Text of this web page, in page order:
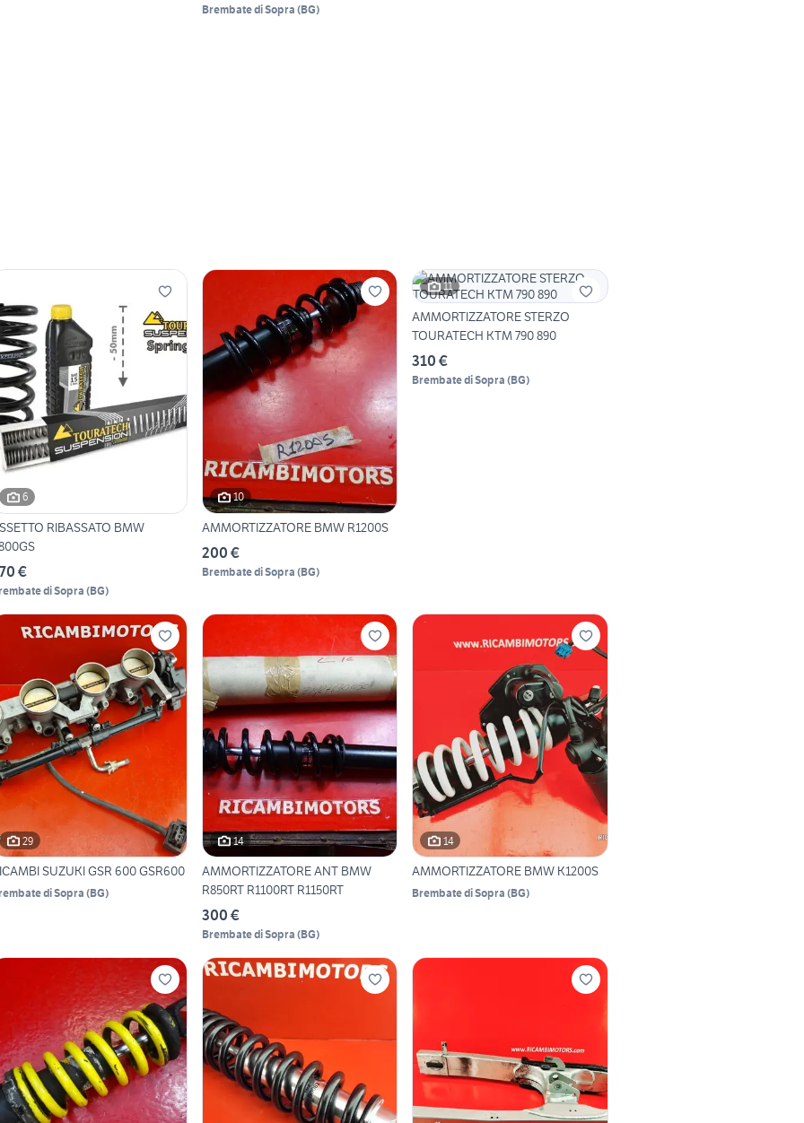
Brembate di Sopra (BG)
6
RIBASSATO BMW
€
di Sopra (BG)
10
AMMORTIZZATORE BMW R1200S
200 €
Brembate di Sopra (BG)
11
AMMORTIZZATORE STERZO
TOURATECH KTM 790 890
310 €
Brembate di Sopra (BG)
29
SUZUKI GSR 600 GSR600
di Sopra (BG)
14
AMMORTIZZATORE ANT BMW
R850RT R1100RT R1150RT
300 €
Brembate di Sopra (BG)
14
AMMORTIZZATORE BMW K1200S
Brembate di Sopra (BG)